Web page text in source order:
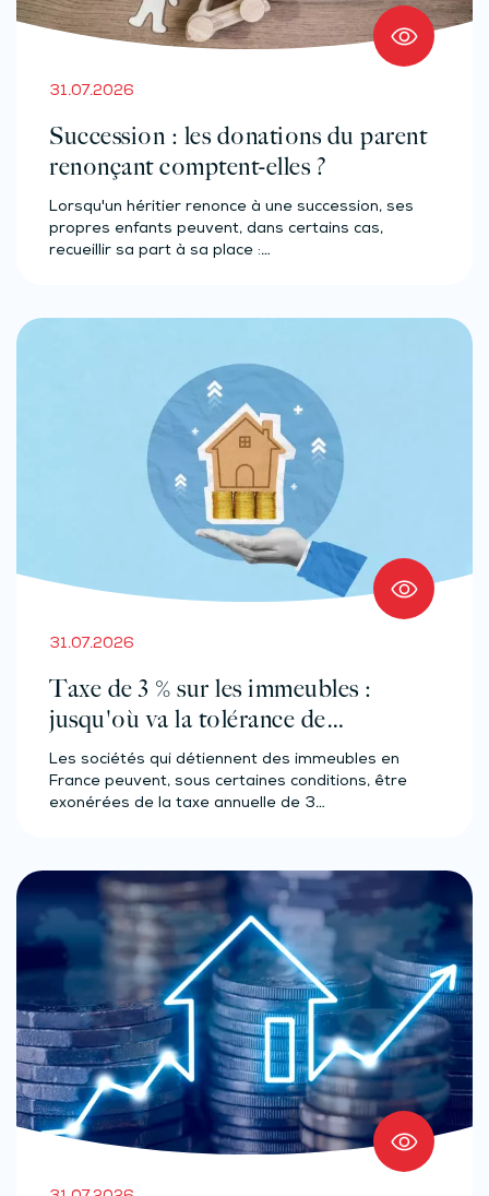
31.07.2026
Succession : les donations du parent
renonçant comptent-elles ?
Lorsqu'un héritier renonce à une succession, ses
propres enfants peuvent, dans certains cas,
recueillir sa part à sa place :…
31.07.2026
Taxe de 3 % sur les immeubles :
jusqu'où va la tolérance de
l'administration ?
Les sociétés qui détiennent des immeubles en
France peuvent, sous certaines conditions, être
exonérées de la taxe annuelle de 3…